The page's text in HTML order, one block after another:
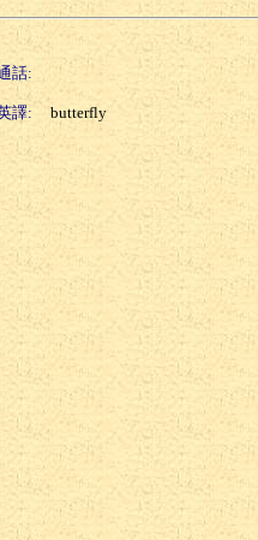
話:
譯: butterfly